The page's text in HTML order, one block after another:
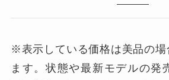
※表示している価格は美品の場
ます。状態や最新モデルの発